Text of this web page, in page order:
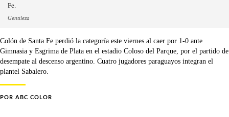
Fe.
Gentileza
Colón de Santa Fe perdió la categoría este viernes al caer por 1-0 ante
Gimnasia y Esgrima de Plata en el estadio Coloso del Parque, por el partido de
desempate al descenso argentino. Cuatro jugadores paraguayos integran el
plantel Sabalero.
POR ABC COLOR